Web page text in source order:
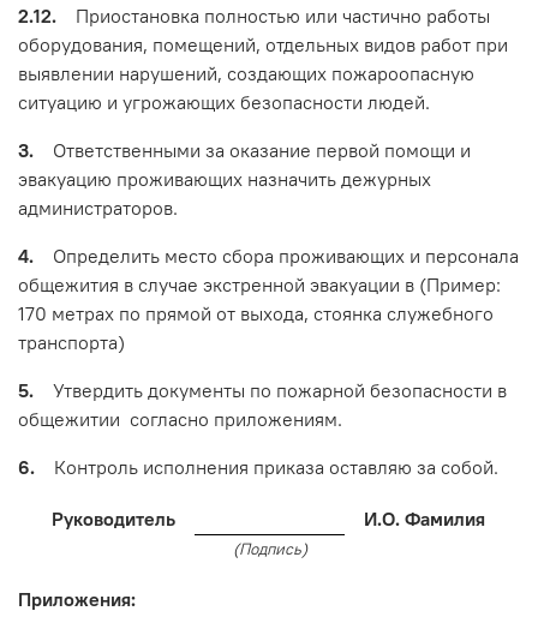
2.12.
Приостановка полностью или частично работы
оборудования, помещений, отдельных видов работ при
выявлении нарушений, создающих пожароопасную
ситуацию и угрожающих безопасности людей.
3.
Ответственными за оказание первой помощи и
эвакуацию проживающих назначить дежурных
администраторов.
4. Определить место сбора проживающих и персонала
общежития в случае экстренной эвакуации в (Пример:
170 метрах по прямой от выхода, стоянка служебного
транспорта)
5. Утвердить документы по пожарной безопасности в
общежитии согласно приложениям.
6. Контроль исполнения приказа оставляю за собой.
Руководитель И.О. Фамилия
(Подпись)
Приложения: